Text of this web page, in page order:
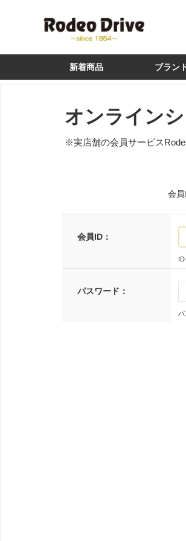
新着商品 ブラン
オンライン
※実店舗の会員サービス
会
会員ID：
パスワード：